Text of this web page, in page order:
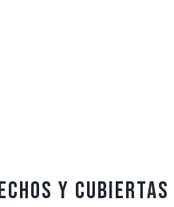
y Cubiertas